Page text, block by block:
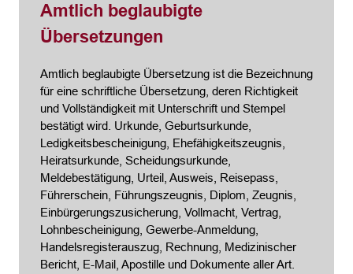
Amtlich beglaubigte
Übersetzungen
Amtlich beglaubigte Übersetzung ist die Bezeichnung
für eine schriftliche Übersetzung, deren Richtigkeit
und Vollständigkeit mit Unterschrift und Stempel
bestätigt wird. Urkunde, Geburtsurkunde,
Ledigkeitsbescheinigung, Ehefähigkeitszeugnis,
Heiratsurkunde, Scheidungsurkunde,
Meldebestätigung, Urteil, Ausweis, Reisepass,
Führerschein, Führungszeugnis, Diplom, Zeugnis,
Einbürgerungszusicherung, Vollmacht, Vertrag,
Lohnbescheinigung, Gewerbe-Anmeldung,
Handelsregisterauszug, Rechnung, Medizinischer
Bericht, E-Mail, Apostille und Dokumente aller Art.